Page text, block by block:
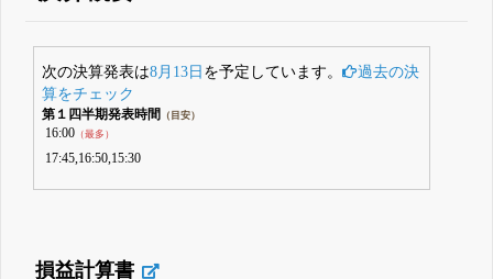
次の決算発表は8月13日 を予定しています。
過去の決
算をチェック
第１四半期発表時間 （目安）
16:00（最多）
17:45,16:50,15:30
損益計算書